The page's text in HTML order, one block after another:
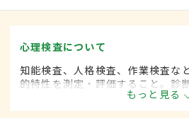
心理検査について
知能検査、人格検査、作業検査な
的特性を測定・評価すること。診
また患者への理解を深めるためな
心理士など専門の心理士によって
もっと見る